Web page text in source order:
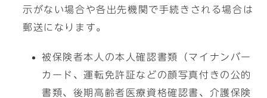
示がない場合や各出先機関で手続きされる場合は
郵送になります。
被保険者本人の本人確認書類（マイナンバー
カード、運転免許証などの顔写真付きの公的
書類、後期高齢者医療資格確認書、介護保険